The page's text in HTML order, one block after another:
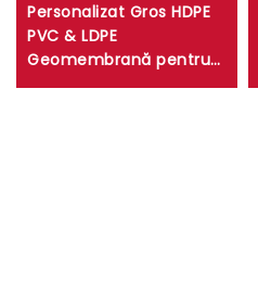
Personalizat Gros HDPE
PVC & LDPE
Geomembrană pentru
Bardă de Piscină Foi